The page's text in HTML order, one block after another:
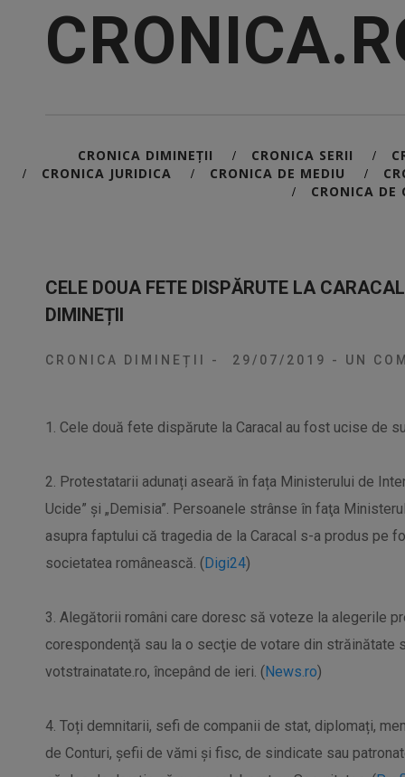
CRONICA DIMINEȚII / CRONICA SERII /
/ CRONICA JURIDICA / CRONICA DE MEDIU /
/ CRONICA DE
CELE DOUA FETE DISPĂRUTE LA
DIMINEȚII
CRONICA DIMINEȚII - 29/07/2019 - UN
1. Cele două fete dispărute la Caracal au fost ucise de
2. Protestatarii adunați aseară în fața Ministerului de
Ucide” și „Demisia”. Persoanele strânse în faţa
asupra faptului că tragedia de la Caracal s-a produs pe
societatea românească. (Digi24)
3. Alegătorii români care doresc să voteze la alegerile
corespondenţă sau la o secţie de votare din străinătate
votstrainatate.ro, începând de ieri. (News.ro)
4. Toți demnitarii, sefi de companii de stat, diplomați,
de Conturi, șefii de vămi și fisc, de sindicate sau